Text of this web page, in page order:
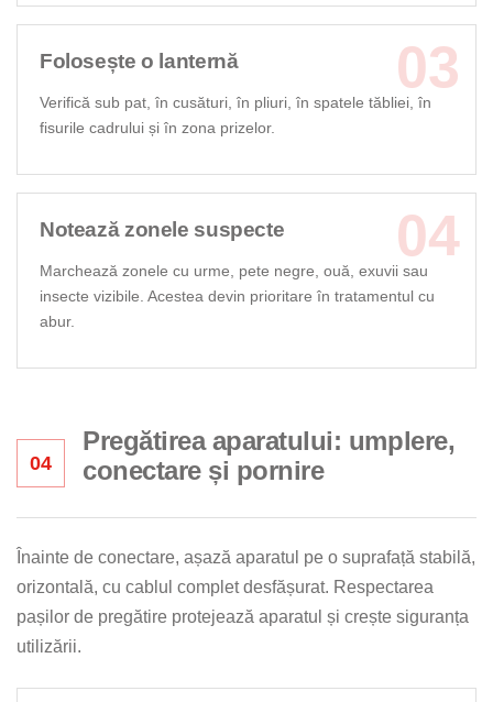
Folosește o lanternă
Verifică sub pat, în cusături, în pliuri, în spatele tăbliei, în
fisurile cadrului și în zona prizelor.
Notează zonele suspecte
Marchează zonele cu urme, pete negre, ouă, exuvii sau
insecte vizibile. Acestea devin prioritare în tratamentul cu
abur.
04
Pregătirea aparatului: umplere,
conectare și pornire
Înainte de conectare, așază aparatul pe o suprafață stabilă,
orizontală, cu cablul complet desfășurat. Respectarea
pașilor de pregătire protejează aparatul și crește siguranța
utilizării.